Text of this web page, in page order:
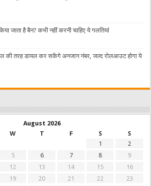
जाता है बैन? कभी नहीं करनी चाहिए ये गलतियां
की तरह डायल कर सकेंगे अनजान नंबर, जल्द रोलआउट होगा ये
August 2026
W T F S
S
1
2
5 6 7 8
9
12 13 14 15
16
19 20 21 22 23